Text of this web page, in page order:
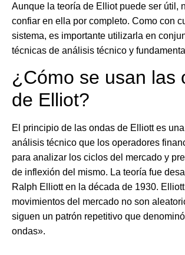
Aunque la teoría de Elliot puede ser útil,
confiar en ella por completo. Como con
sistema, es importante utilizarla en
técnicas de análisis técnico y
¿Cómo se usan las
de Elliot?
El principio de las ondas de Elliott es
análisis técnico que los operadores
para analizar los ciclos del mercado y
de inflexión del mismo. La teoría fue
Ralph Elliott en la década de 1930.
movimientos del mercado no son
siguen un patrón repetitivo que
ondas».